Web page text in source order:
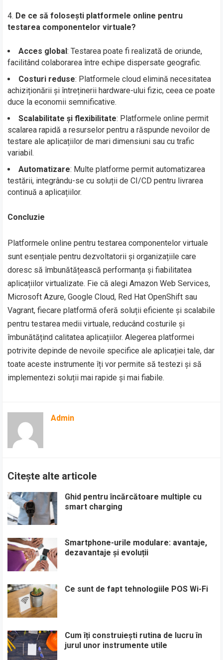
De ce să folosești platformele online pentru
testarea componentelor virtuale?
Acces global: Testarea poate fi realizată de oriunde,
facilitând colaborarea între echipe dispersate geografic.
Costuri reduse: Platformele cloud elimină necesitatea
achiziționării și întreținerii hardware-ului fizic, ceea ce poate
duce la economii semnificative.
Scalabilitate și flexibilitate: Platformele online permit
scalarea rapidă a resurselor pentru a răspunde nevoilor de
testare ale aplicațiilor de mari dimensiuni sau cu trafic
variabil.
Automatizare: Multe platforme permit automatizarea
testării, integrându-se cu soluții de CI/CD pentru livrarea
continuă a aplicațiilor.
Concluzie
Platformele online pentru testarea componentelor virtuale
sunt esențiale pentru dezvoltatorii și organizațiile care
doresc să îmbunătățească performanța și fiabilitatea
aplicațiilor virtualizate. Fie că alegi Amazon Web Services,
Microsoft Azure, Google Cloud, Red Hat OpenShift sau
Vagrant, fiecare platformă oferă soluții eficiente și scalabile
pentru testarea medii virtuale, reducând costurile și
îmbunătățind calitatea aplicațiilor. Alegerea platformei
potrivite depinde de nevoile specifice ale aplicației tale, dar
toate aceste instrumente îți vor permite să testezi și să
implementezi soluții mai rapide și mai fiabile.
Admin
Citește alte articole
Ghid pentru încărcătoare multiple cu
smart charging
Smartphone-urile modulare: avantaje,
dezavantaje și evoluții
Ce sunt de fapt tehnologiile POS Wi-Fi
Cum îți construiești rutina de lucru în
jurul unor instrumente utile